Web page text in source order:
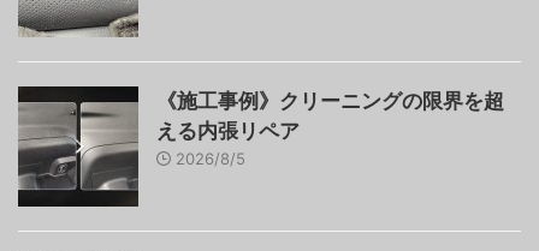
《施工事例》クリーニングの限界を超
える内張リペア
2026/8/5